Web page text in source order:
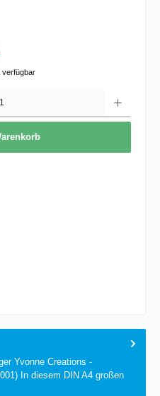
verfügbar
Yvonne Creations -
In diesem DIN A4 großen